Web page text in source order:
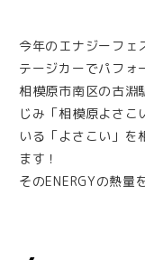
今年のエナジーフェ
テージカーでパフォ
相模原市南区の古淵
じみ「相模原よさこ
いる「よさこい」を
ます！
そのENERGYの熱量